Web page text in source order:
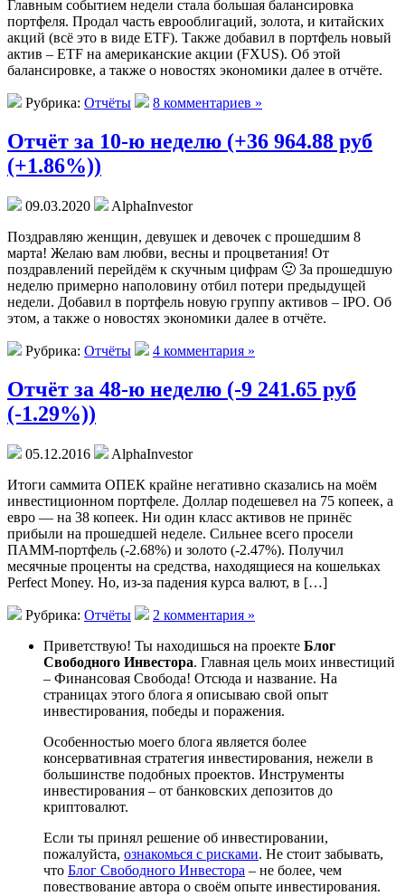
Главным событием недели стала большая балансировка
портфеля. Продал часть еврооблигаций, золота, и китайских
акций (всё это в виде ETF). Также добавил в портфель новый
актив – ETF на американские акции (FXUS). Об этой
балансировке, а также о новостях экономики далее в отчёте.
Рубрика: Отчёты 8 комментариев »
Отчёт за 10-ю неделю (+36 964.88 руб
(+1.86%))
09.03.2020
AlphaInvestor
Поздравляю женщин, девушек и девочек с прошедшим 8
марта! Желаю вам любви, весны и процветания! От
поздравлений перейдём к скучным цифрам 🙂 За прошедшую
неделю примерно наполовину отбил потери предыдущей
недели. Добавил в портфель новую группу активов – IPO. Об
этом, а также о новостях экономики далее в отчёте.
Рубрика: Отчёты 4 комментария »
Отчёт за 48-ю неделю (-9 241.65 руб
(-1.29%))
05.12.2016
AlphaInvestor
Итоги саммита ОПЕК крайне негативно сказались на моём
инвестиционном портфеле. Доллар подешевел на 75 копеек, а
евро — на 38 копеек. Ни один класс активов не принёс
прибыли на прошедшей неделе. Сильнее всего просели
ПАММ-портфель (-2.68%) и золото (-2.47%). Получил
месячные проценты на средства, находящиеся на кошельках
Perfect Money. Но, из-за падения курса валют, в […]
Рубрика: Отчёты
2 комментария »
Приветствую! Ты находишься на проекте Блог
Свободного Инвестора. Главная цель моих инвестиций
– Финансовая Свобода! Отсюда и название. На
страницах этого блога я описываю свой опыт
инвестирования, победы и поражения.
Особенностью моего блога является более
консервативная стратегия инвестирования, нежели в
большинстве подобных проектов. Инструменты
инвестирования – от банковских депозитов до
криптовалют.
Если ты принял решение об инвестировании,
пожалуйста, ознакомься с рисками. Не стоит забывать,
что Блог Свободного Инвестора – не более, чем
повествование автора о своём опыте инвестирования.